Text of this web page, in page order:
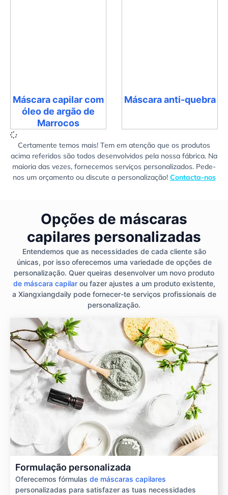
Máscara capilar com
óleo de argão de
Marrocos
Máscara anti-quebra
Certamente temos mais! Tem em atenção que os produtos
acima referidos são todos desenvolvidos pela nossa fábrica. Na
maioria das vezes, fornecemos serviços personalizados. Pede-
nos um orçamento ou discute a personalização! Contacta-nos
Opções de máscaras
capilares personalizadas
Entendemos que as necessidades de cada cliente são
únicas, por isso oferecemos uma variedade de opções de
personalização. Quer queiras desenvolver um novo produto
de máscara capilarou fazer ajustes a um produto existente,
a Xiangxiangdaily pode fornecer-te serviços profissionais de
personalização.
Formulação personalizada
Oferecemos fórmulas de máscaras capilares
personalizadas para satisfazer as tuas necessidades